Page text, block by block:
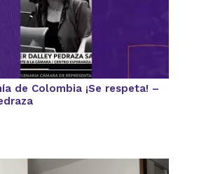
de Colombia ¡Se respeta! –